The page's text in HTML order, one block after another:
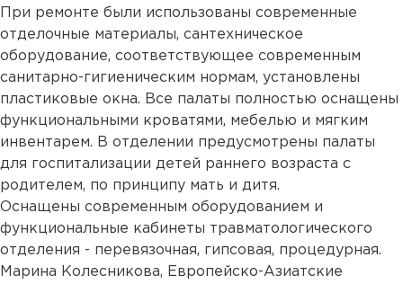
При ремонте были использованы современные
отделочные материалы, сантехническое
оборудование, соответствующее современным
санитарно-гигиеническим нормам, установлены
пластиковые окна. Все палаты полностью оснащены
функциональными кроватями, мебелью и мягким
инвентарем. В отделении предусмотрены палаты
для госпитализации детей раннего возраста с
родителем, по принципу мать и дитя.
Оснащены современным оборудованием и
функциональные кабинеты травматологического
отделения - перевязочная, гипсовая, процедурная.
Марина Колесникова, Европейско-Азиатские